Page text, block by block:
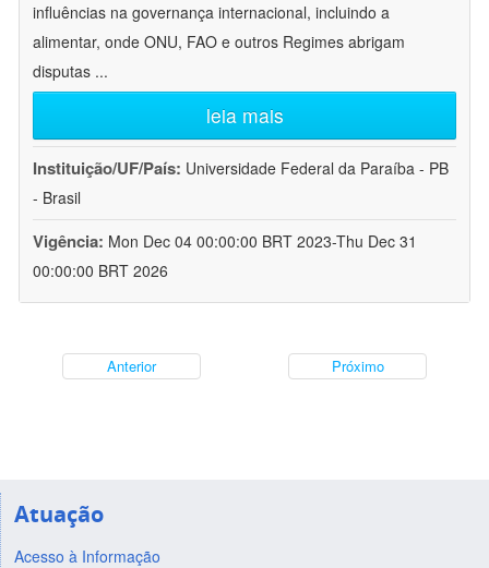
influências na governança internacional, incluindo a
alimentar, onde ONU, FAO e outros Regimes abrigam
disputas ...
leia mais
Instituição/UF/País: Universidade Federal da Paraíba - PB
- Brasil
Vigência: Mon Dec 04 00:00:00 BRT 2023-Thu Dec 31
00:00:00 BRT 2026
Anterior Próximo
Atuação
Acesso à Informação